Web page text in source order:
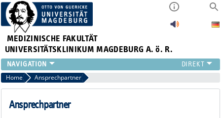
MEDIZINISCHE FAKULTÄT
UNIVERSITÄTSKLINIKUM MAGDEBURG A. ö. R.
INSTITUTE
KLINIKEN
ZENTRALE EINRICHTUNGEN
Home Ansprechpartner
Ansprechpartner